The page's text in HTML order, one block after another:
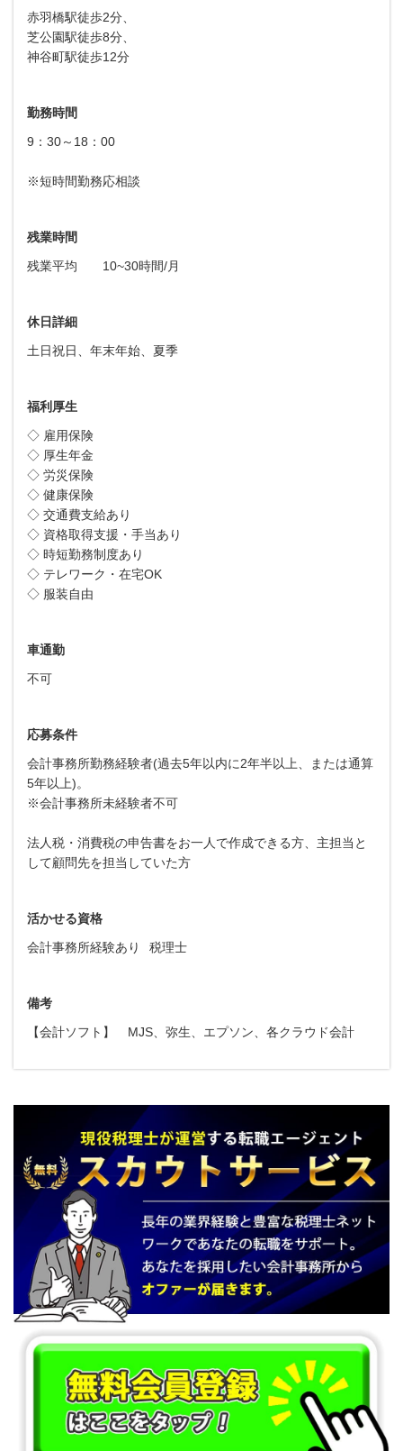
赤羽橋駅徒歩2分、
芝公園駅徒歩8分、
神谷町駅徒歩12分
勤務時間
9：30～18：00
※短時間勤務応相談
残業時間
残業平均 10~30時間/月
休日詳細
土日祝日、年末年始、夏季
福利厚生
◇ 雇用保険
◇ 厚生年金
◇ 労災保険
◇ 健康保険
◇ 交通費支給あり
◇ 資格取得支援・手当あり
◇ 時短勤務制度あり
◇ テレワーク・在宅OK
◇ 服装自由
車通勤
不可
応募条件
会計事務所勤務経験者(過去5年以内に2年半以上、または通算
5年以上)。
※会計事務所未経験者不可
法人税・消費税の申告書をお一人で作成できる方、主担当と
して顧問先を担当していた方
活かせる資格
会計事務所経験あり
税理士
備考
【会計ソフト】 MJS、弥生、エプソン、各クラウド会計